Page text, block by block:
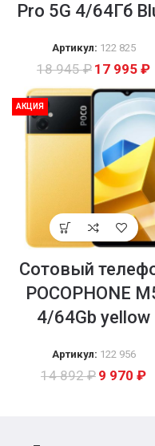
Pro 5G 4/64Гб
Артикул: 122 825
18 945₽ 17 995 ₽
АКЦИЯ
Сотовый
POCOPHONE
4/64Gb yellow
Артикул: 122 956
14 892₽ 9 970 ₽